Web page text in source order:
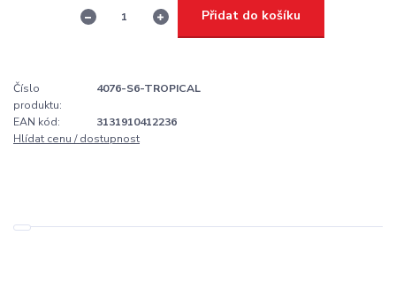
Přidat do košíku
Číslo
produktu:
4076-S6-TROPICAL
EAN kód:
3131910412236
Hlídat cenu / dostupnost